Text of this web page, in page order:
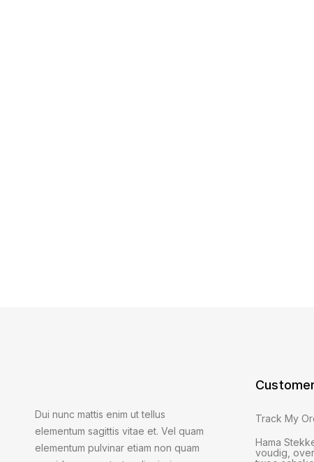
Dui nunc mattis enim ut tellus
elementum sagittis vitae et. Vel quam
elementum pulvinar etiam non quam
Track My
Hama
voudig,